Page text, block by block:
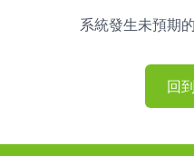
系統發生未預期
回